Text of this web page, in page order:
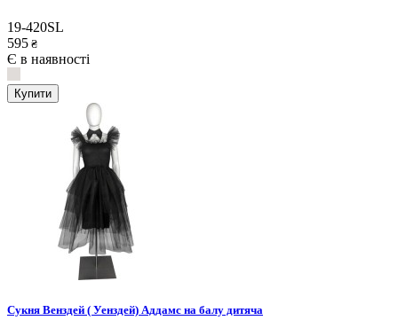
19-420SL
595 ₴
Є в наявності
Купити
Сукня Венздей ( Уенздей) Аддамс на балу дитяча